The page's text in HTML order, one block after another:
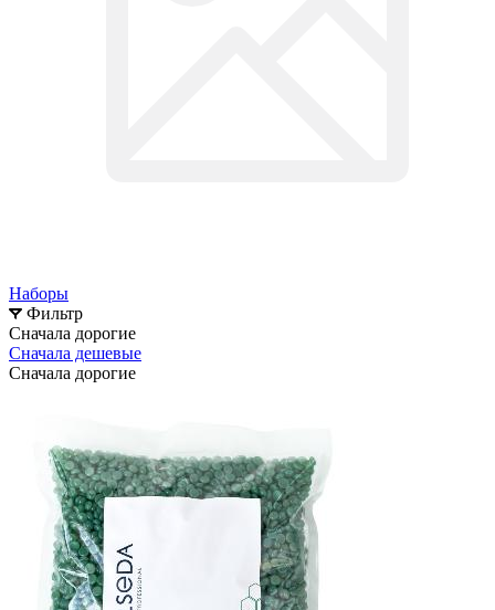
Наборы
Фильтр
Сначала дорогие
Сначала дешевые
Сначала дорогие